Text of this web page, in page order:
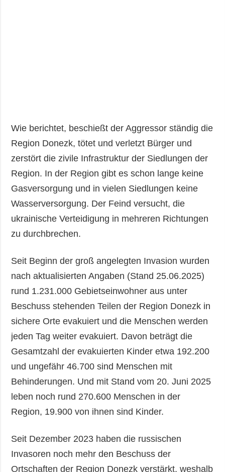
Wie berichtet, beschießt der Aggressor ständig die
Region Donezk, tötet und verletzt Bürger und
zerstört die zivile Infrastruktur der Siedlungen der
Region. In der Region gibt es schon lange keine
Gasversorgung und in vielen Siedlungen keine
Wasserversorgung. Der Feind versucht, die
ukrainische Verteidigung in mehreren Richtungen
zu durchbrechen.
Seit Beginn der groß angelegten Invasion wurden
nach aktualisierten Angaben (Stand 25.06.2025)
rund 1.231.000 Gebietseinwohner aus unter
Beschuss stehenden Teilen der Region Donezk in
sichere Orte evakuiert und die Menschen werden
jeden Tag weiter evakuiert. Davon beträgt die
Gesamtzahl der evakuierten Kinder etwa 192.200
und ungefähr 46.700 sind Menschen mit
Behinderungen. Und mit Stand vom 20. Juni 2025
leben noch rund 270.600 Menschen in der
Region, 19.900 von ihnen sind Kinder.
Seit Dezember 2023 haben die russischen
Invasoren noch mehr den Beschuss der
Ortschaften der Region Donezk verstärkt, weshalb